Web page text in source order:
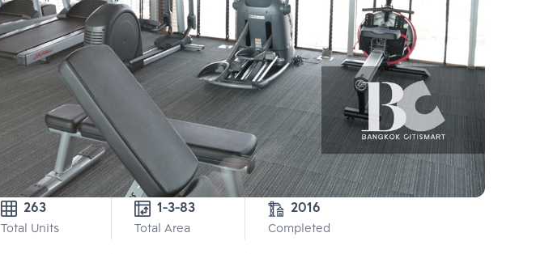
263
Total Units Total Area
2016
Completed